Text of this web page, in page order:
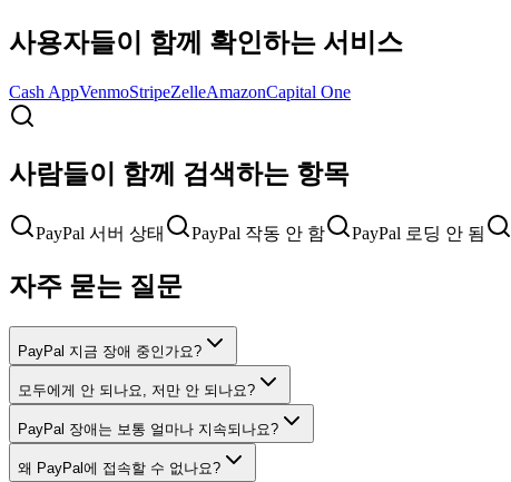
사용자들이 함께 확인하는 서비스
Cash AppVenmoStripeZelleAmazonCapital One
사람들이 함께 검색하는 항목
PayPal 서버 상태 PayPal 작동 안 함 PayPal 로딩 안 됨
자주 묻는 질문
PayPal 지금 장애 중인가요?
모두에게 안 되나요, 저만 안 되나요?
PayPal 장애는 보통 얼마나 지속되나요?
왜 PayPal에 접속할 수 없나요?